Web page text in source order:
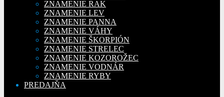
ZNAMENIE RAK
ZNAMENIE LEV
ZNAMENIE PANNA
ZNAMENIE VÁHY
ZNAMENIE ŠKORPIÓN
ZNAMENIE STRELEC
ZNAMENIE KOZOROŽEC
ZNAMENIE VODNÁR
ZNAMENIE RYBY
PREDAJŇA